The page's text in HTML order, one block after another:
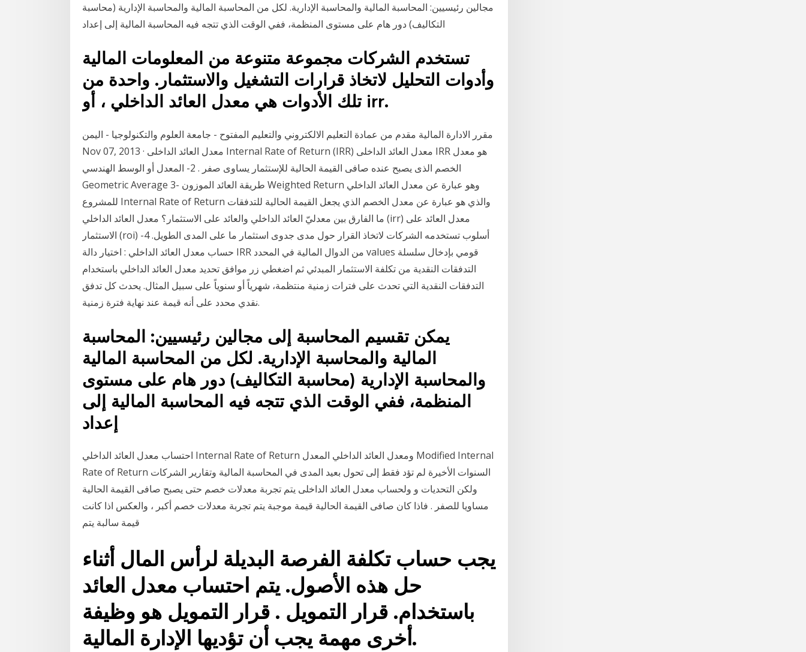
مجالين رئيسيين: المحاسبة المالية والمحاسبة الإدارية. لكل من المحاسبة المالية والمحاسبة الإدارية (محاسبة
التكاليف) دور هام على مستوى المنظمة، ففي الوقت الذي تتجه فيه المحاسبة المالية إلى إعداد
تستخدم الشركات مجموعة متنوعة من المعلومات المالية
وأدوات التحليل لاتخاذ قرارات التشغيل والاستثمار. واحدة من
تلك الأدوات هي معدل العائد الداخلي ، أو irr.
مقرر الادارة المالية مقدم من عمادة التعليم الالكتروني والتعليم المفتوح - جامعة العلوم والتكنولوجيا - اليمن
Nov 07, 2013 · معدل العائد الداخلى Internal Rate of Return (IRR) معدل العائد الداخلى IRR هو معدل
الخصم الذى يصبح عنده صافى القيمة الحالية للإستثمار يساوى صفر . 2- المعدل أو الوسط الهندسي
Geometric Average 3- طريقة العائد الموزون Weighted Return وهو عبارة عن معدل العائد الداخلي
للمشروع Internal Rate of Return والذي هو عبارة عن معدل الخصم الذي يجعل القيمة الحالية للتدفقات
ما الفارق بين معدليّ العائد الداخلي والعائد على الاستثمار؟ معدل العائد الداخلي (irr) معدل العائد على
الاستثمار (roi) أسلوب تستخدمه الشركات لاتخاذ القرار حول مدى جدوى استثمار ما على المدى الطويل. 4-
حساب معدل العائد الداخلي : اختيار دالة IRR من الدوال المالية في المحدد values قومي بإدخال سلسلة
التدفقات النقدية من تكلفة الاستثمار المبدئي ثم اضغطي زر موافق تحديد معدل العائد الداخلي باستخدام
التدفقات النقدية التي تحدث على فترات زمنية منتظمة، شهرياً أو سنوياً على سبيل المثال. يحدث كل تدفق
نقدي محدد على أنه قيمة عند نهاية فترة زمنية.
يمكن تقسيم المحاسبة إلى مجالين رئيسيين: المحاسبة
المالية والمحاسبة الإدارية. لكل من المحاسبة المالية
والمحاسبة الإدارية (محاسبة التكاليف) دور هام على مستوى
المنظمة، ففي الوقت الذي تتجه فيه المحاسبة المالية إلى
إعداد
احتساب معدل العائد الداخلي Internal Rate of Return ومعدل العائد الداخلي المعدل Modified Internal
Rate of Return السنوات الأخيرة لم تؤد فقط إلى تحول بعيد المدى في المحاسبة المالية وتقارير الشركات
ولكن التحديات و ولحساب معدل العائد الداخلى يتم تجربة معدلات خصم حتى يصبح صافى القيمة الحالية
مساويا للصفر . فاذا كان صافى القيمة الحالية قيمة موجبة يتم تجربة معدلات خصم أكبر ، والعكس اذا كانت
قيمة سالبة يتم
يجب حساب تكلفة الفرصة البديلة لرأس المال أثناء
حل هذه الأصول. يتم احتساب معدل العائد
باستخدام. قرار التمويل . قرار التمويل هو وظيفة
أخرى مهمة يجب أن تؤديها الإدارة المالية.